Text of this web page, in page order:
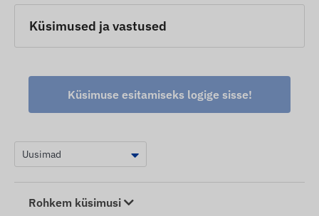
Küsimused ja vastused
Küsimuse esitamiseks logige sisse!
Rohkem küsimusi